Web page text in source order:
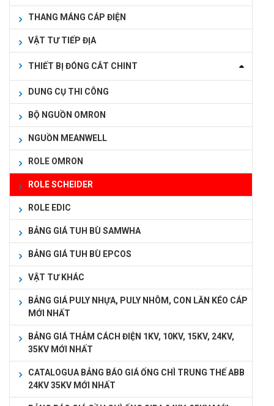
THANG MÁNG CÁP ĐIỆN
VẬT TƯ TIẾP ĐỊA
THIẾT BỊ ĐÓNG CẮT CHINT
DUNG CỤ THI CÔNG
BỘ NGUỒN OMRON
NGUỒN MEANWELL
ROLE OMRON
ROLE SCHEIDER
ROLE EDIC
BẢNG GIÁ TUH BÙ SAMWHA
BẢNG GIÁ TUH BÙ EPCOS
VẬT TƯ KHÁC
BẢNG GIÁ PULY NHỰA, PULY NHÔM, CON LĂN KÉO CÁP
MỚI NHẤT
BẢNG GIÁ THẢM CÁCH ĐIỆN 1KV, 10KV, 15KV, 24KV,
35KV MỚI NHẤT
CATALOGUA BẢNG BÁO GIÁ ỐNG CHÌ TRUNG THẾ ABB
24KV 35KV MỚI NHẤT